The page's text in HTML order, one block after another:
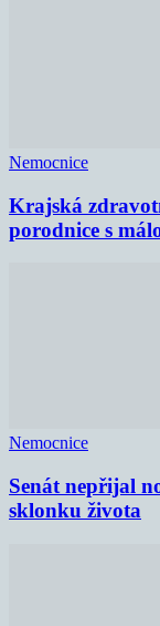
Nemocnice
Krajská
porodnice s
Nemocnice
Senát nepřijal
sklonku života